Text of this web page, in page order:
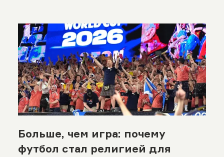
Больше, чем игра: почему
футбол стал религией для